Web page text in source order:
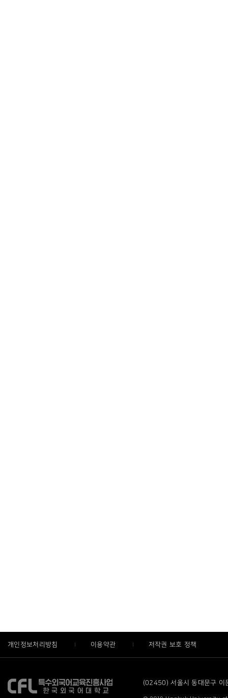
개인정보처리방침 이용약관 저작권 보호 정책
(02450) 서울시 동대문구